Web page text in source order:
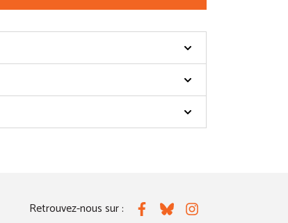
Retrouvez-nous sur : FacebookBlueskyInstagram